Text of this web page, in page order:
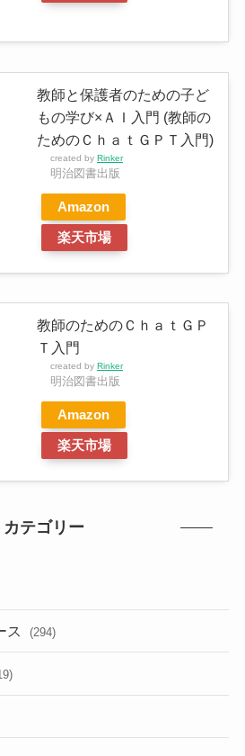
教師と保護者のための子ど
もの学び×ＡＩ入門 (教師の
ためのＣｈａｔＧＰＴ入門)
created by Rinker
明治図書出版
Amazon
楽天市場
教師のためのＣｈａｔＧＰ
Ｔ入門
created by Rinker
明治図書出版
Amazon
楽天市場
カテゴリー
ス (294)